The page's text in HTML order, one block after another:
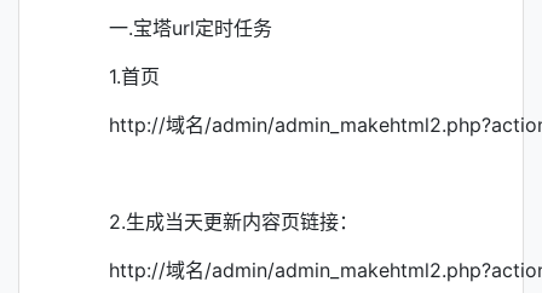
一.宝塔url定时任务
1.首页
http://域名/admin/
2.生成当天更新内容页链接：
http://域名/admin/